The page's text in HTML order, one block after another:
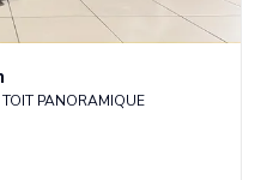
PANORAMIQUE